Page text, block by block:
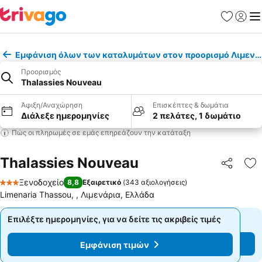
Εμφάνιση όλων των καταλυμάτων στον προορισμό
Προορισμός
Thalassies Nouveau
Άφιξη/Αναχώρηση
Διάλεξε ημερομηνίες
Επισκέπτες & δωμάτια
2 πελάτες, 1 δωμάτιο
Πώς οι πληρωμές σε εμάς επηρεάζουν την κατάταξη
Thalassies Nouveau
3 Αστέρια
Ξενοδοχείο 8,8 Εξαιρετικό (343 αξιολογήσεις)
Limenaria Thassou, , Λιμενάρια, Ελλάδα
Επιλέξτε ημερομηνίες, για να δείτε τις ακριβείς τιμές
Εμφάνιση τιμών
Επιλέξτε ημερομηνίες, για να δείτε τις ακριβείς τιμές
Εμφάνιση τιμών